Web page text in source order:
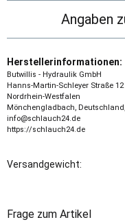
Angaben
Herstellerinformationen:
Butwillis - Hydraulik GmbH
Hanns-Martin-Schleyer Straße 12
Nordrhein-Westfalen
Mönchengladbach,
info@schlauch24.de
https://schlauch24.de
Versandgewicht:
Frage zum Artikel